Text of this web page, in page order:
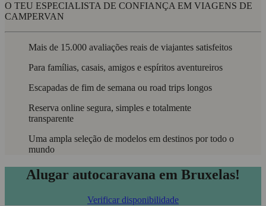
O TEU ESPECIALISTA DE CONFIANÇA EM VIAGENS DE
CAMPERVAN
Mais de 15.000 avaliações reais de viajantes satisfeitos
Para famílias, casais, amigos e espíritos aventureiros
Escapadas de fim de semana ou road trips longos
Reserva online segura, simples e totalmente
transparente
Uma ampla seleção de modelos em destinos por todo o
mundo
Alugar autocaravana em Bruxelas!
Verificar disponibilidade